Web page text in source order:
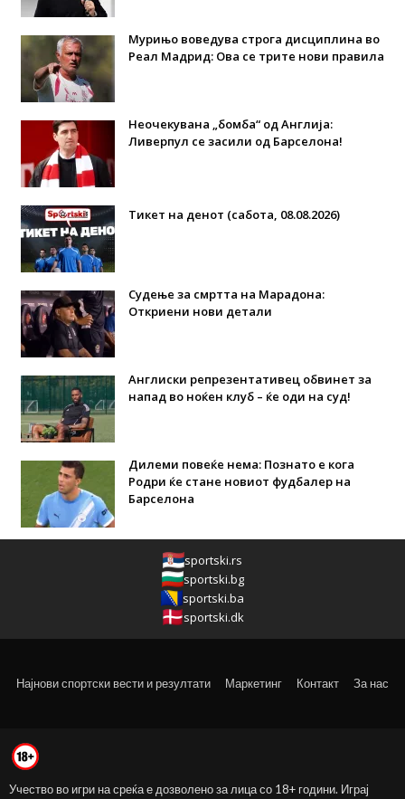
Мурињо воведува строга дисциплина во
Реал Мадрид: Ова се трите нови правила
Неочекувана „бомба“ од Англија:
Ливерпул се засили од Барселона!
Тикет на денот (сабота, 08.08.2026)
Судење за смртта на Марадона:
Откриени нови детали
Англиски репрезентативец обвинет за
напад во ноќен клуб – ќе оди на суд!
Дилеми повеќе нема: Познато е кога
Родри ќе стане новиот фудбалер на
Барселона
sportski.rs
sportski.bg
sportski.ba
sportski.dk
Најнови спортски вести и резултати Маркетинг Контакт За нас
Учество во игри на среќа е дозволено за лица со 18+ години. Играј